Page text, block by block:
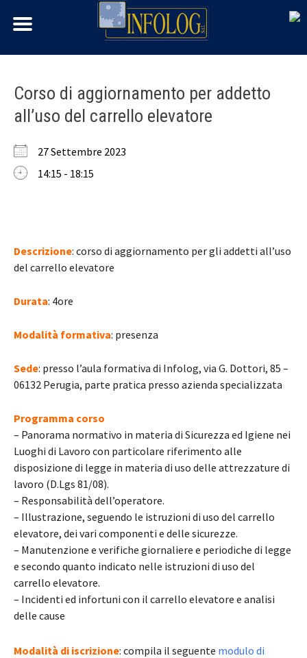
Skip
content
Corso di aggiornamento per addetto
all’uso del carrello elevatore
27 Settembre 2023
14:15 - 18:15
Descrizione: corso di aggiornamento per gli addetti all’uso
del carrello elevatore
Durata: 4ore
Modalità formativa: presenza
Sede: presso l’aula formativa di Infolog, via G. Dottori, 85 –
06132 Perugia, parte pratica presso azienda specializzata
Programma corso
– Panorama normativo in materia di Sicurezza ed Igiene nei
Luoghi di Lavoro con particolare riferimento alle
disposizione di legge in materia di uso delle attrezzature di
lavoro (D.Lgs 81/08).
– Responsabilità dell’operatore.
– Illustrazione, seguendo le istruzioni di uso del carrello
elevatore, dei vari componenti e delle sicurezze.
– Manutenzione e verifiche giornaliere e periodiche di legge
e secondo quanto indicato nelle istruzioni di uso del
carrello elevatore.
– Incidenti ed infortuni con il carrello elevatore e analisi
delle cause
Modalità di iscrizione: compila il seguente modulo di